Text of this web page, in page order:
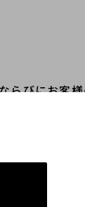
らびにお客
様に安心し